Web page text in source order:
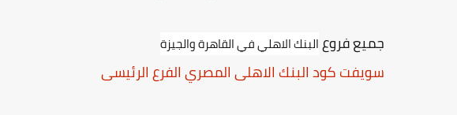
جميع فروعالبنك الاهلي في القاهرة والجيزة
سويفت كود البنك الاهلى المصري الفرع الرئيسى